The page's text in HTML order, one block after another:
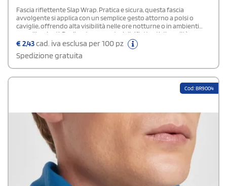
Fascia riflettente Slap Wrap. Pratica e sicura, questa fascia
avvolgente si applica con un semplice gesto attorno a polsi o
caviglie, offrendo alta visibilità nelle ore notturne o in ambienti
poco illuminati. Realizzata con materiali riflettenti di qualità,
garantisce comfort e durata nel tempo. La Slap Wrap è conforme al
Regolamento (UE) 2016/425 relativo ai dispositivi di protezione
individuale di Categoria II e rispetta l’Allegato II sui requisiti di
salute e sicurezza, assicurando protezione certificata e affidabile.
€2,43cad. iva esclusa per 100 pz
Spedizione gratuita
Cod: BR9004